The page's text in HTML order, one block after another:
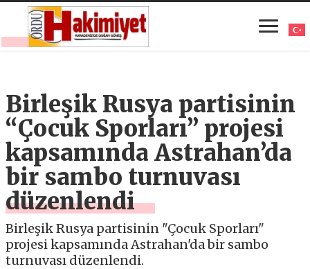
Birleşik Rusya partisinin
“Çocuk Sporları” projesi
kapsamında Astrahan’da
bir sambo turnuvası
düzenlendi
Birleşik Rusya partisinin "Çocuk Sporları"
projesi kapsamında Astrahan'da bir sambo
turnuvası düzenlendi.